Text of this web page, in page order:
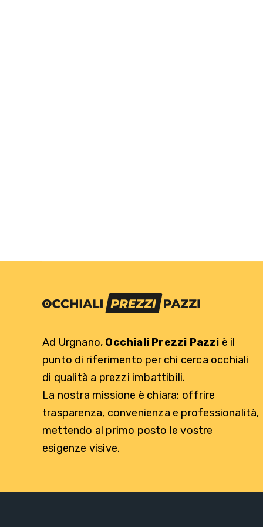
Ad Urgnano, Occhiali Prezzi Pazzi è il
punto di riferimento per chi cerca occhiali
di qualità a prezzi imbattibili.
La nostra missione è chiara: offrire
trasparenza, convenienza e professionalità,
mettendo al primo posto le vostre
esigenze visive.